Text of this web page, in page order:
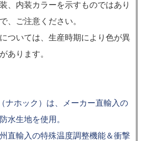
、内装カラーを示すものではあり
、ご注意ください。
ついては、生産時期により色が異
あります。
ナホック）は、メーカー直輸入の
水生地を使用。
直輸入の特殊温度調整機能＆衝撃